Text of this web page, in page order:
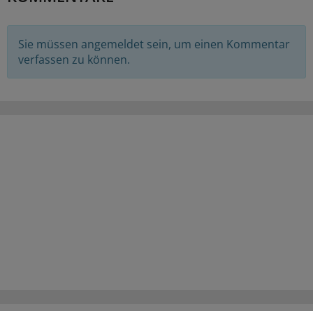
Sie müssen angemeldet sein, um einen Kommentar
verfassen zu können.